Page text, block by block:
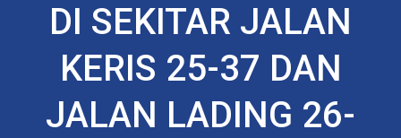
DI SEKITAR JALAN
KERIS 25-37 DAN
JALAN LADING 26-